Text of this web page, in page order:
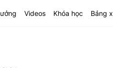
Videos Khóa học Bảng